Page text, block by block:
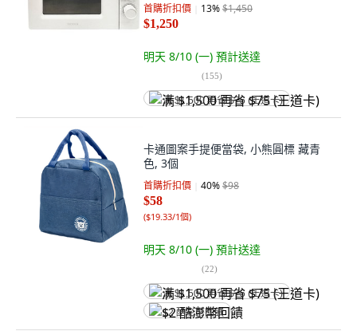
首購折扣價 13%$1,450
$1,250
明天 8/10 (一) 預計送達
(155)
满 $1,500 再省 $75 (王道卡)
卡通圖案手提便當袋, 小熊圓標 藏青
色, 3個
首購折扣價 40%$98
$58
($19.33/1個)
明天 8/10 (一) 預計送達
(22)
满 $1,500 再省 $75 (王道卡)
$2 酷澎幣回饋